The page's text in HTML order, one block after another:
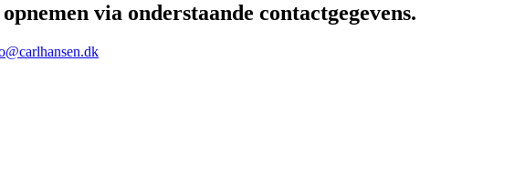
via onderstaande contactgegevens.